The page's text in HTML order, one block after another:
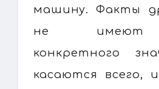
машину. Факты
не имеют
конкретного
касаются всего,